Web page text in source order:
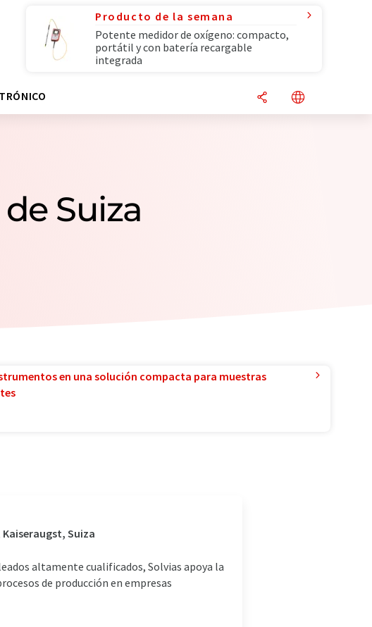
Producto de la semana
Potente medidor de oxígeno: compacto,
portátil y con batería recargable
integrada
Suiza
en una solución compacta para muestras
Suiza
altamente cualificados, Solvias apoya la
de producción en empresas